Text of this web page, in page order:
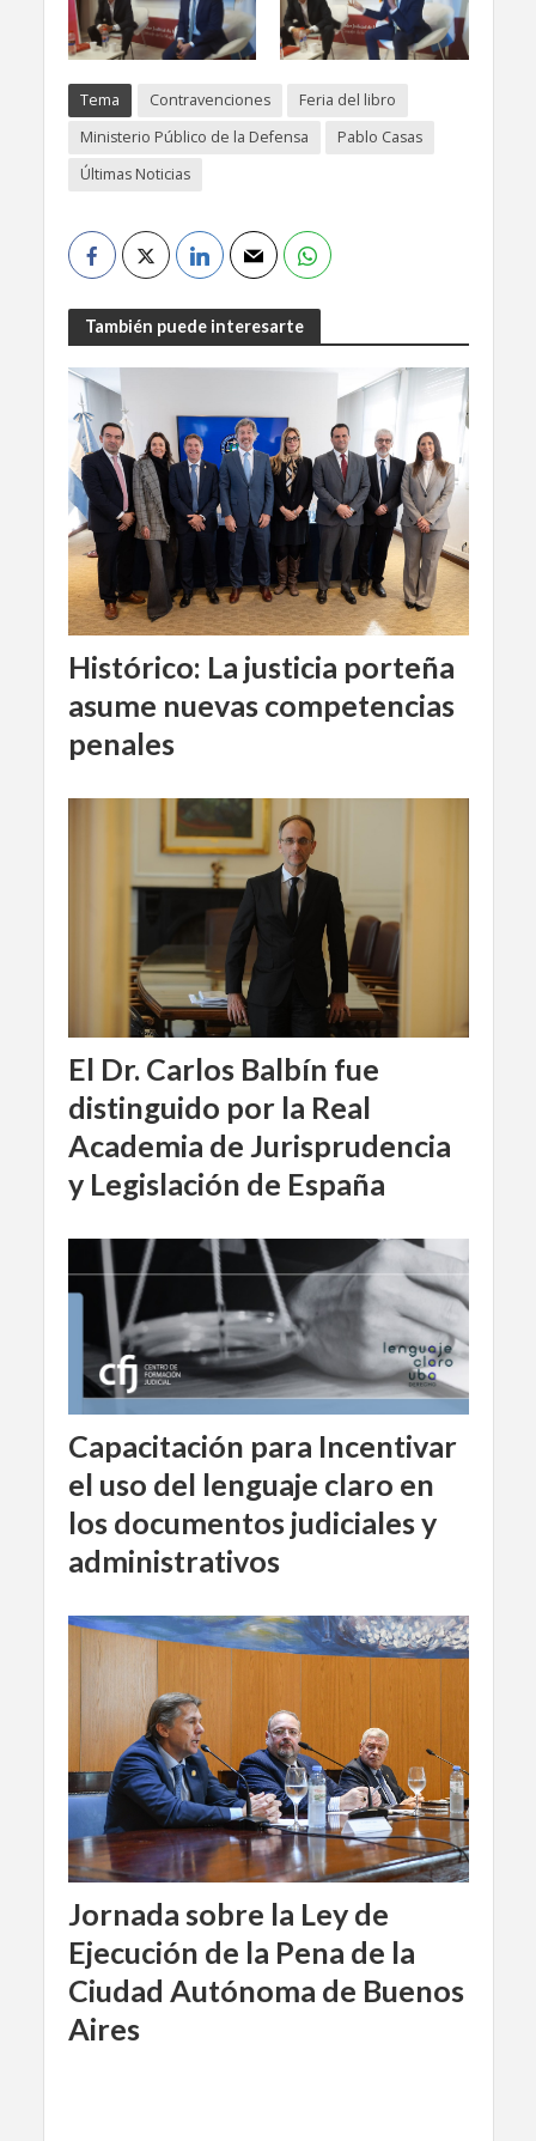
Tema Contravenciones
Feria del libro
Ministerio Público de la Defensa
Pablo Casas
Últimas Noticias
También puede interesarte
Histórico: La justicia porteña
asume nuevas competencias
penales
El Dr. Carlos Balbín fue
distinguido por la Real
Academia de Jurisprudencia
y Legislación de España
Capacitación para Incentivar
el uso del lenguaje claro en
los documentos judiciales y
administrativos
Jornada sobre la Ley de
Ejecución de la Pena de la
Ciudad Autónoma de Buenos
Aires